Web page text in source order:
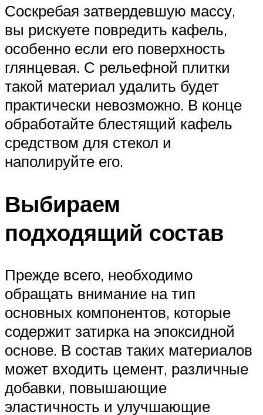
Соскребая затвердевшую массу,
вы рискуете повредить кафель,
особенно если его поверхность
глянцевая. С рельефной плитки
такой материал удалить будет
практически невозможно. В конце
обработайте блестящий кафель
средством для стекол и
наполируйте его.
Выбираем
подходящий состав
Прежде всего, необходимо
обращать внимание на тип
основных компонентов, которые
содержит затирка на эпоксидной
основе. В состав таких материалов
может входить цемент, различные
добавки, повышающие
эластичность и улучшающие